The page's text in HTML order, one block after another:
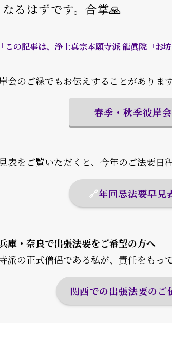
るはずです。合掌🙏
「この記事は、浄土真宗本願寺派 龍眞院『お
会のご縁でもお伝えすることがありま
春季・秋季彼岸
表をご覧いただくと、今年のご法要日
🔗年回忌法要早見
庫・奈良で出張法要をご希望の方へ
派の正式僧侶である私が、責任をもっ
関西での出張法要のご